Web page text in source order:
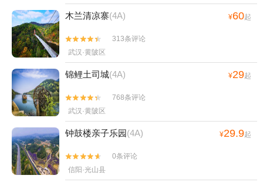
木兰清凉寨(4A) ¥60起


313条评论
武汉·黄陂区
锦鲤土司城(4A) ¥29起


768条评论
武汉·黄陂区
钟鼓楼亲子乐园(4A) ¥29.9起


0条评论
信阳·光山县